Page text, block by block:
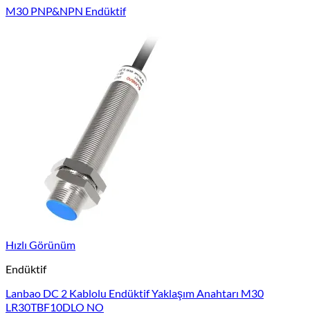
M30 PNP&NPN Endüktif
Hızlı Görünüm
Endüktif
Lanbao DC 2 Kablolu Endüktif Yaklaşım Anahtarı M30
LR30TBF10DLO NO